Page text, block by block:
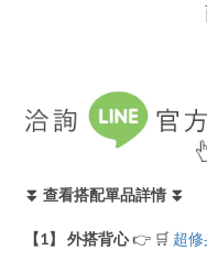
⏬ 查看搭配單品詳情 ⏬
【1】 外搭背心👉 🛒 超